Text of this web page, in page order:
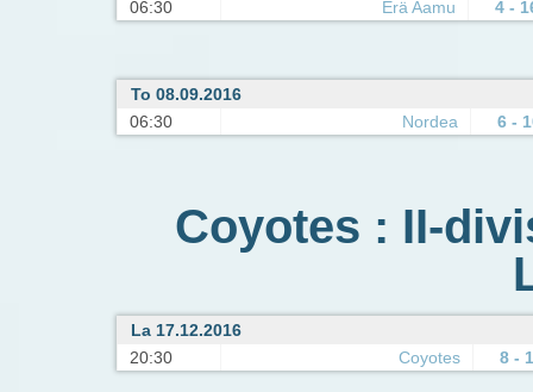
06:30
Erä Aamu 4 -
To 08.09.2016
06:30
Nordea 6 -
Coyotes : II-
La 17.12.2016
20:30
Coyotes 8 -